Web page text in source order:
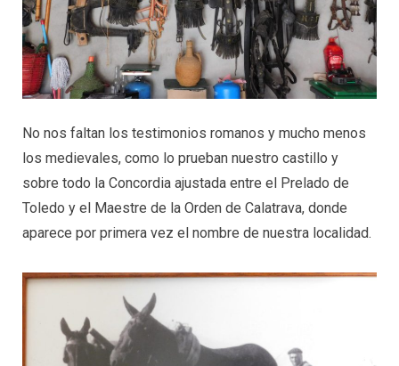
No nos faltan los testimonios romanos y mucho menos
los medievales, como lo prueban nuestro castillo y
sobre todo la Concordia ajustada entre el Prelado de
Toledo y el Maestre de la Orden de Calatrava, donde
aparece por primera vez el nombre de nuestra localidad.